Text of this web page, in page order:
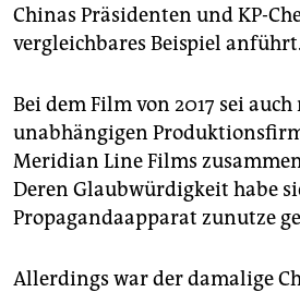
Chinas Präsidenten und KP-
vergleichbares Beispiel anführt.
Bei dem Film von 2017 sei
unabhängigen
Meridian Line Films
Deren Glaubwürdigkeit habe
Propagandaapparat zunutze
Allerdings war der damalige